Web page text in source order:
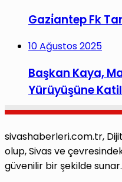
Gazi̇antep Fk
10 Ağustos 2025
Başkan Kaya,
Yürüyüşüne
sivashaberleri.com.tr,
olup, Sivas ve
güvenilir bir şekilde sunar.